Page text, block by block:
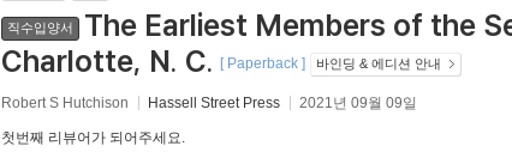
직수입양서
The Earliest Members of the
Charlotte, N. C.
[ Paperback ] 바인딩 & 에디션 안내
Robert S Hutchison Hassell Street Press 2021년 09월 09일
첫번째 리뷰어가 되어주세요.